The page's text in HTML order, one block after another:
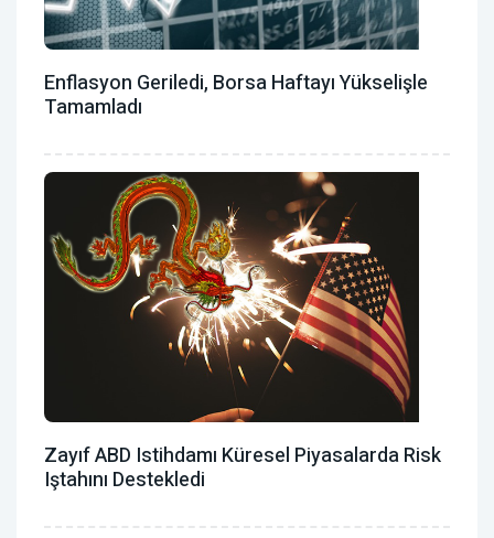
Enflasyon Geriledi, Borsa Haftayı Yükselişle
Tamamladı
Zayıf ABD Istihdamı Küresel Piyasalarda Risk
Iştahını Destekledi